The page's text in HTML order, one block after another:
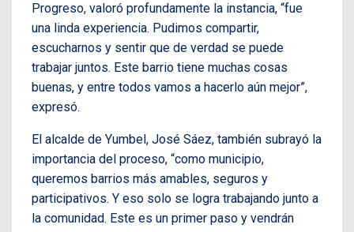
Progreso, valoró profundamente la instancia, “fue
una linda experiencia. Pudimos compartir,
escucharnos y sentir que de verdad se puede
trabajar juntos. Este barrio tiene muchas cosas
buenas, y entre todos vamos a hacerlo aún mejor”,
expresó.
El alcalde de Yumbel, José Sáez, también subrayó la
importancia del proceso, “como municipio,
queremos barrios más amables, seguros y
participativos. Y eso solo se logra trabajando junto a
la comunidad. Este es un primer paso y vendrán